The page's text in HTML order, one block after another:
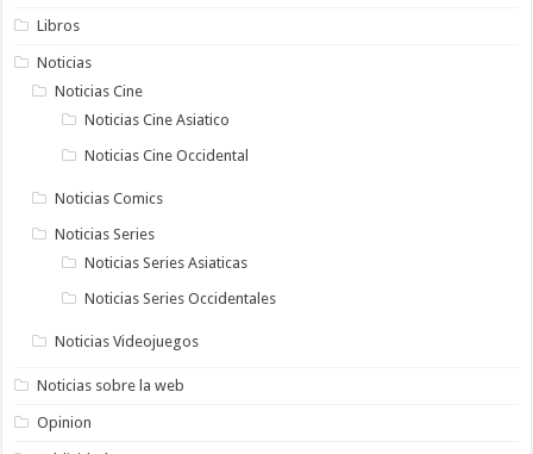
Libros
Noticias
Noticias Cine
Noticias Cine Asiatico
Noticias Cine Occidental
Noticias Comics
Noticias Series
Noticias Series Asiaticas
Noticias Series Occidentales
Noticias Videojuegos
Noticias sobre la web
Opinion